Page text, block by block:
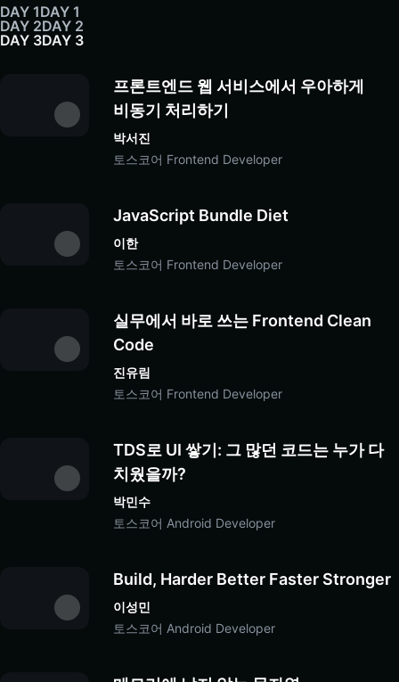
DAY 1DAY 1
DAY 2DAY 2
DAY 3DAY 3
프론트엔드 웹 서비스에서 우아하게
비동기 처리하기
박서진
토스코어 Frontend Developer
JavaScript Bundle Diet
이한
토스코어 Frontend Developer
실무에서 바로 쓰는 Frontend Clean
Code
진유림
토스코어 Frontend Developer
TDS로 UI 쌓기: 그 많던 코드는 누가 다
치웠을까?
박민수
토스코어 Android Developer
Build, Harder Better Faster Stronger
이성민
토스코어 Android Developer